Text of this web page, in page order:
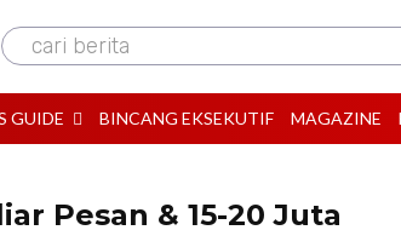
cari berita
GUIDE BINCANG EKSEKUTIF MAGAZINE
Pesan & 15-20 Juta